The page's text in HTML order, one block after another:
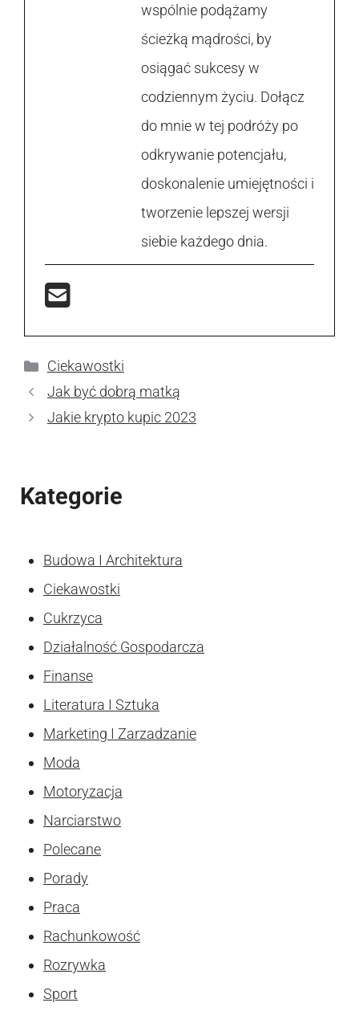
wspólnie podążamy
ścieżką mądrości, by
osiągać sukcesy w
codziennym życiu. Dołącz
do mnie w tej podróży po
odkrywanie potencjału,
doskonalenie umiejętności i
tworzenie lepszej wersji
siebie każdego dnia.
Kategorie
Ciekawostki
Jak być dobrą matką
Jakie krypto kupic 2023
Kategorie
Budowa I Architektura
Ciekawostki
Cukrzyca
Działalność Gospodarcza
Finanse
Literatura I Sztuka
Marketing I Zarzadzanie
Moda
Motoryzacja
Narciarstwo
Polecane
Porady
Praca
Rachunkowość
Rozrywka
Sport